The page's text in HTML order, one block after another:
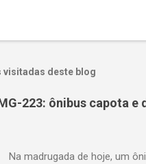
visitadas deste blog
223: ônibus capota
Na madrugada de hoje, um